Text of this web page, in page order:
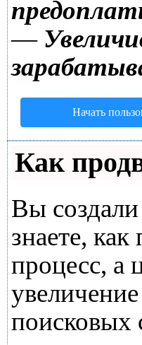
—
Начать
Как
Вы создали
знаете,
процесс, а
поисковых